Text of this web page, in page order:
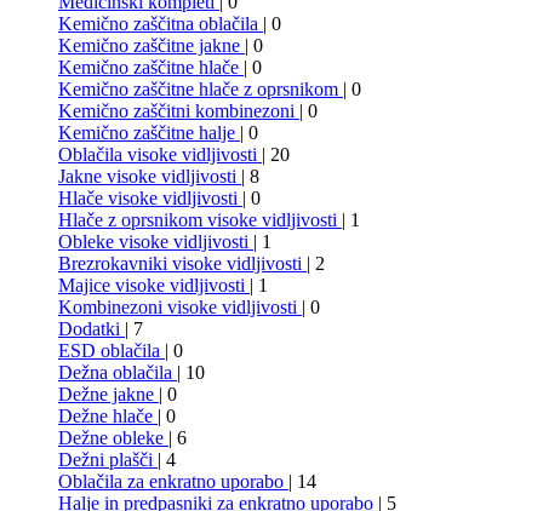
Kemično zaščitna oblačila | 0
Kemično zaščitne jakne | 0
Kemično zaščitne hlače | 0
Kemično zaščitne hlače z oprsnikom | 0
Kemično zaščitni kombinezoni | 0
Kemično zaščitne halje | 0
Oblačila visoke vidljivosti | 20
Jakne visoke vidljivosti | 8
Hlače visoke vidljivosti | 0
Hlače z oprsnikom visoke vidljivosti | 1
Obleke visoke vidljivosti | 1
Brezrokavniki visoke vidljivosti | 2
Majice visoke vidljivosti | 1
Kombinezoni visoke vidljivosti | 0
Dodatki | 7
ESD oblačila | 0
Dežna oblačila | 10
Dežne jakne | 0
Dežne hlače | 0
Dežne obleke | 6
Dežni plašči | 4
Oblačila za enkratno uporabo | 14
Halje in predpasniki za enkratno uporabo | 5